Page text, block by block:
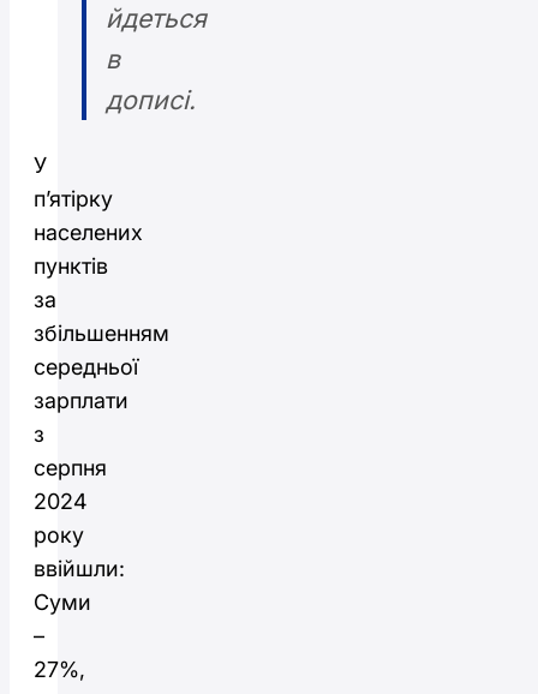
йдеться
в
дописі.
У
п’ятірку
населених
пунктів
за
збільшенням
середньої
зарплати
з
серпня
2024
року
ввійшли:
Суми
–
27%,